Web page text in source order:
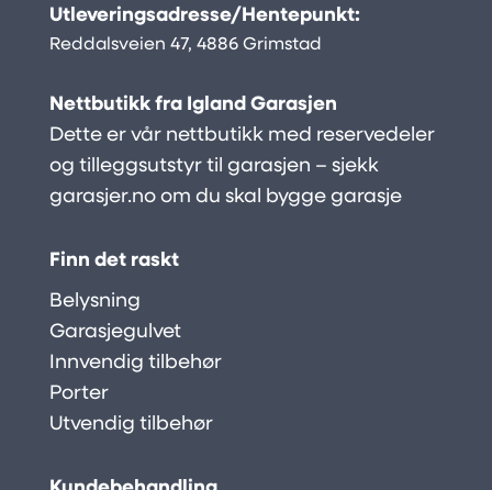
Utleveringsadresse/Hentepunkt:
Reddalsveien 47, 4886 Grimstad
Nettbutikk fra Igland Garasjen
Dette er vår nettbutikk med reservedeler
og tilleggsutstyr til garasjen – sjekk
garasjer.noom du skal bygge garasje
Finn det raskt
Belysning
Garasjegulvet
Innvendig tilbehør
Porter
Utvendig tilbehør